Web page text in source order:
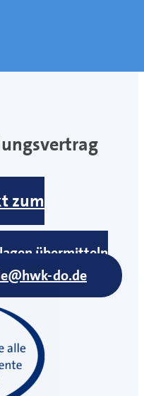
zum
übermitteln
do.de